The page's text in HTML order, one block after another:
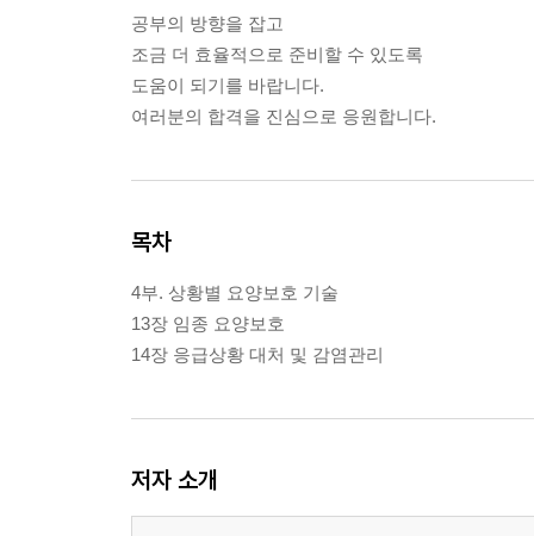
공부의 방향을 잡고
조금 더 효율적으로 준비할 수 있도록
도움이 되기를 바랍니다.
여러분의 합격을 진심으로 응원합니다.
목차
4부. 상황별 요양보호 기술
13장 임종 요양보호
14장 응급상황 대처 및 감염관리
저자 소개